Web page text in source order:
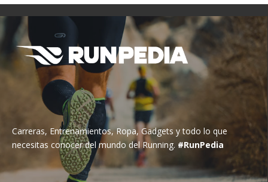
Carreras, Entrenamientos, Ropa, Gadgets y todo lo que
necesitas conocer del mundo del Running. #RunPedia